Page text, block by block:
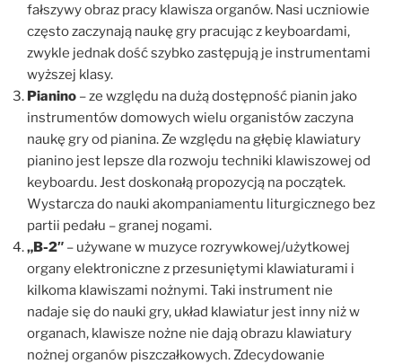
fałszywy obraz pracy klawisza organów. Nasi uczniowie
często zaczynają naukę gry pracując z keyboardami,
zwykle jednak dość szybko zastępują je instrumentami
wyższej klasy.
Pianino – ze względu na dużą dostępność pianin jako
instrumentów domowych wielu organistów zaczyna
naukę gry od pianina. Ze względu na głębię klawiatury
pianino jest lepsze dla rozwoju techniki klawiszowej od
keyboardu. Jest doskonałą propozycją na początek.
Wystarcza do nauki akompaniamentu liturgicznego bez
partii pedału – granej nogami.
„B-2″ – używane w muzyce rozrywkowej/użytkowej
organy elektroniczne z przesuniętymi klawiaturami i
kilkoma klawiszami nożnymi. Taki instrument nie
nadaje się do nauki gry, układ klawiatur jest inny niż w
organach, klawisze nożne nie dają obrazu klawiatury
nożnej organów piszczałkowych. Zdecydowanie